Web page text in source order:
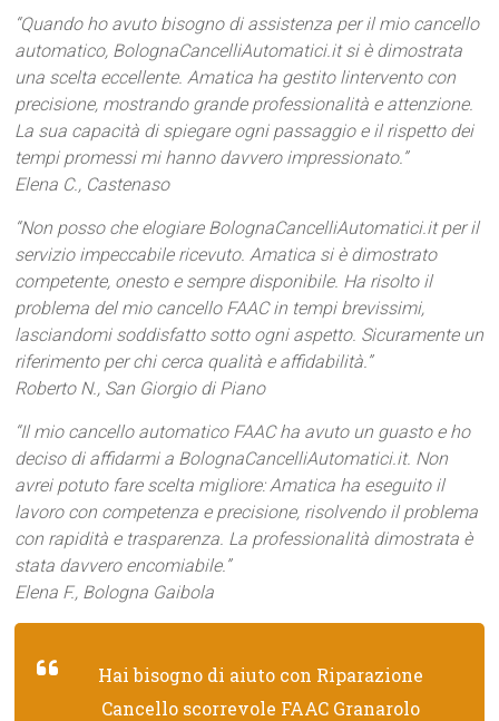
“Quando ho avuto bisogno di assistenza per il mio cancello
automatico, BolognaCancelliAutomatici.it si è dimostrata
una scelta eccellente. Amatica ha gestito lintervento con
precisione, mostrando grande professionalità e attenzione.
La sua capacità di spiegare ogni passaggio e il rispetto dei
tempi promessi mi hanno davvero impressionato.”
Elena C., Castenaso
“Non posso che elogiare BolognaCancelliAutomatici.it per il
servizio impeccabile ricevuto. Amatica si è dimostrato
competente, onesto e sempre disponibile. Ha risolto il
problema del mio cancello FAAC in tempi brevissimi,
lasciandomi soddisfatto sotto ogni aspetto. Sicuramente un
riferimento per chi cerca qualità e affidabilità.”
Roberto N., San Giorgio di Piano
“Il mio cancello automatico FAAC ha avuto un guasto e ho
deciso di affidarmi a BolognaCancelliAutomatici.it. Non
avrei potuto fare scelta migliore: Amatica ha eseguito il
lavoro con competenza e precisione, risolvendo il problema
con rapidità e trasparenza. La professionalità dimostrata è
stata davvero encomiabile.”
Elena F., Bologna Gaibola
Hai bisogno di aiuto con Riparazione
Cancello scorrevole FAAC Granarolo